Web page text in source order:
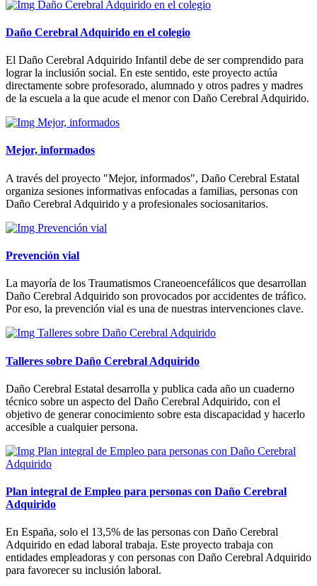
Daño Cerebral Adquirido en el colegio
El Daño Cerebral Adquirido Infantil debe de ser comprendido para
lograr la inclusión social. En este sentido, este proyecto actúa
directamente sobre profesorado, alumnado y otros padres y madres
de la escuela a la que acude el menor con Daño Cerebral Adquirido.
Mejor, informados
A través del proyecto "Mejor, informados", Daño Cerebral Estatal
organiza sesiones informativas enfocadas a familias, personas con
Daño Cerebral Adquirido y a profesionales sociosanitarios.
Prevención vial
La mayoría de los Traumatismos Craneoencefálicos que desarrollan
Daño Cerebral Adquirido son provocados por accidentes de tráfico.
Por eso, la prevención vial es una de nuestras intervenciones clave.
Talleres sobre Daño Cerebral Adquirido
Daño Cerebral Estatal desarrolla y publica cada año un cuaderno
técnico sobre un aspecto del Daño Cerebral Adquirido, con el
objetivo de generar conocimiento sobre esta discapacidad y hacerlo
accesible a cualquier persona.
Plan integral de Empleo para personas con Daño Cerebral
Adquirido
En España, solo el 13,5% de las personas con Daño Cerebral
Adquirido en edad laboral trabaja. Este proyecto trabaja con
entidades empleadoras y con personas con Daño Cerebral Adquirido
para favorecer su inclusión laboral.